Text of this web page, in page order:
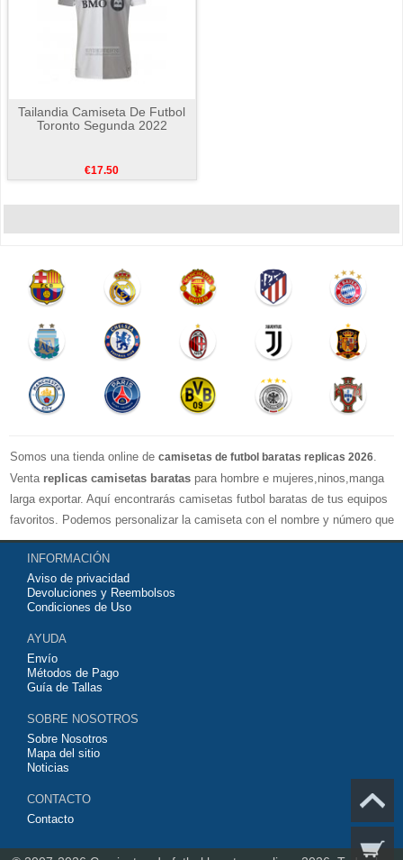
Tailandia Camiseta De Futbol
Toronto Segunda 2022
€17.50
Somos una tienda online de camisetas de futbol baratas replicas 2026
Venta replicas camisetas baratas para hombre e mujeres,ninos,manga
larga exportar. Aquí encontrarás camisetas futbol baratas de tus equipos
favoritos. Podemos personalizar la camiseta con el nombre y número que
quieras. Nuestrascamisetas de futbol replicasson de máxima calidad
tailandesa por lo que estamos convencidos que quedarás muy satisfecho
con ella. Estas camisetas tienen un tejido transpirable por lo que te
servirán para jugar al fútbol o simplemente para animar a tu equipo
contáctanos y haremos lo posible para conseguirtela lo más barata
posible.
INFORMACIÓN
Aviso de privacidad
Devoluciones y Reembolsos
Condiciones de Uso
AYUDA
Envío
Métodos de Pago
Guía de Tallas
SOBRE NOSOTROS
Sobre Nosotros
Mapa del sitio
Noticias
CONTACTO
Contacto